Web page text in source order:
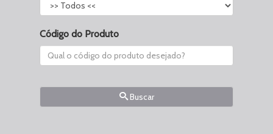
Código do Produto
Buscar